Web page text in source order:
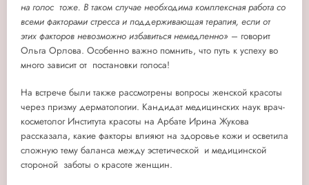
на голос тоже. В таком случае необходима комплексная работа со
всеми факторами стресса и поддерживающая терапия, если от
этих факторов невозможно избавиться немедленно» – говорит
Ольга Орлова. Особенно важно помнить, что путь к успеху во
много зависит от постановки голоса!
На встрече были также рассмотрены вопросы женской красоты
через призму дерматологии. Кандидат медицинских наук врач-
косметолог Института красоты на Арбате Ирина Жукова
рассказала, какие факторы влияют на здоровье кожи и осветила
сложную тему баланса между эстетической и медицинской
стороной заботы о красоте женщин.